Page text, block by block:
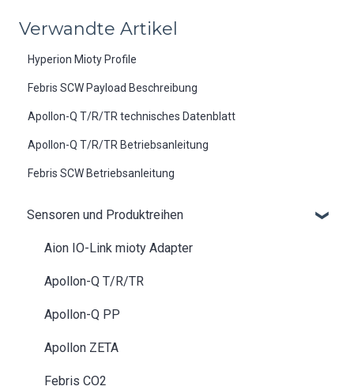
Verwandte Artikel
Hyperion Mioty Profile
Febris SCW Payload Beschreibung
Apollon-Q T/R/TR technisches Datenblatt
Apollon-Q T/R/TR Betriebsanleitung
Febris SCW Betriebsanleitung
Sensoren und Produktreihen
Aion IO-Link mioty Adapter
Apollon-Q T/R/TR
Apollon-Q PP
Apollon ZETA
Febris CO2